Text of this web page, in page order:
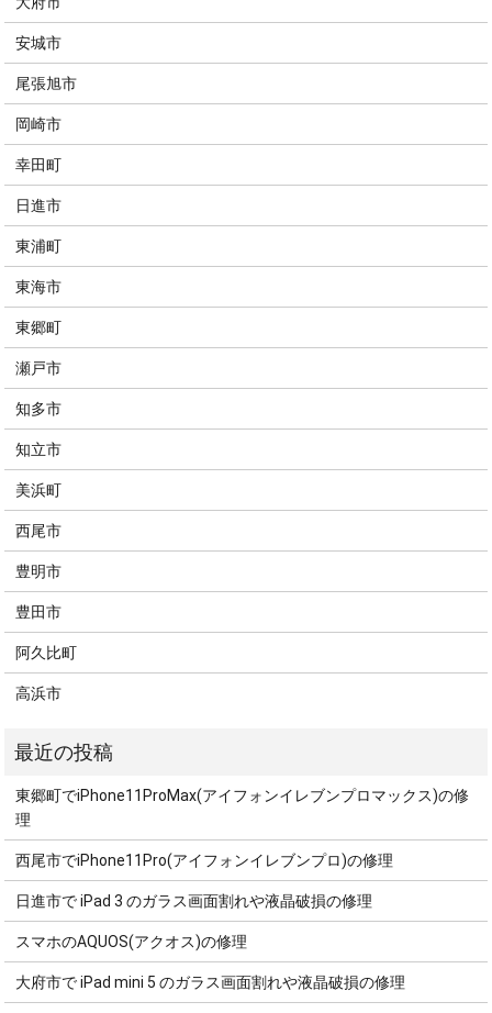
安城市
尾張旭市
岡崎市
幸田町
日進市
東浦町
東海市
東郷町
瀬戸市
知多市
知立市
美浜町
西尾市
豊明市
豊田市
阿久比町
高浜市
東郷町でiPhone11ProMax(アイフォンイレブンプロマックス)の修
理
西尾市でiPhone11Pro(アイフォンイレブンプロ)の修理
日進市で iPad 3 のガラス画面割れや液晶破損の修理
スマホのAQUOS(アクオス)の修理
大府市で iPad mini 5 のガラス画面割れや液晶破損の修理